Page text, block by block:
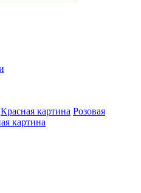
Красная картина Розовая
картина